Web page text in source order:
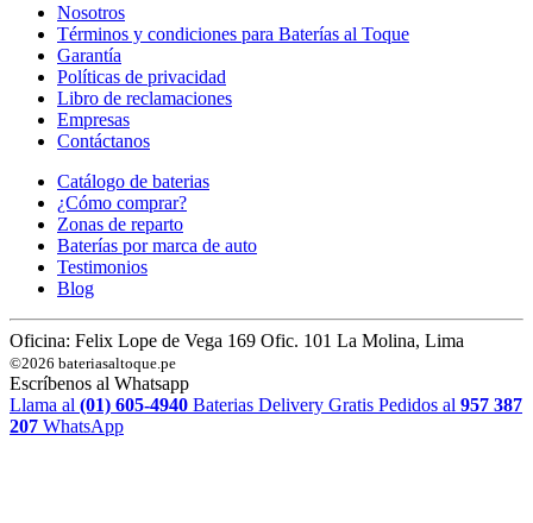
Nosotros
Términos y condiciones para Baterías al Toque
Garantía
Políticas de privacidad
Libro de reclamaciones
Empresas
Contáctanos
Catálogo de baterias
¿Cómo comprar?
Zonas de reparto
Baterías por marca de auto
Testimonios
Blog
Oficina: Felix Lope de Vega 169 Ofic. 101 La Molina, Lima
©2026 bateriasaltoque.pe
Escríbenos al Whatsapp
Llama al (01) 605-4940 Baterias Delivery Gratis Pedidos al 957 387
207 WhatsApp